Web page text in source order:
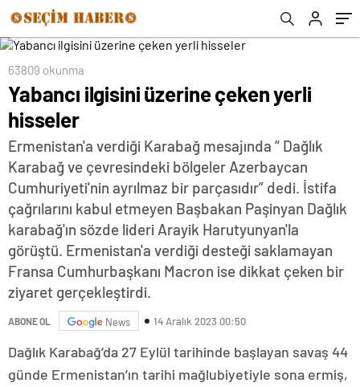
63809 okunma
Yabancı ilgisini üzerine çeken yerli
hisseler
Ermenistan'a verdiği Karabağ mesajında “ Dağlık
Karabağ ve çevresindeki bölgeler Azerbaycan
Cumhuriyeti'nin ayrılmaz bir parçasıdır” dedi. İstifa
çağrılarını kabul etmeyen Başbakan Paşinyan Dağlık
karabağ'ın sözde lideri Arayik Harutyunyan'la
görüştü. Ermenistan'a verdiği desteği saklamayan
Fransa Cumhurbaşkanı Macron ise dikkat çeken bir
ziyaret gerçekleştirdi.
ABONE OL News 14 Aralık 2023 00:50
Dağlık Karabağ’da 27 Eylül tarihinde başlayan savaş 44
günde Ermenistan’ın tarihi mağlubiyetiyle sona ermiş,